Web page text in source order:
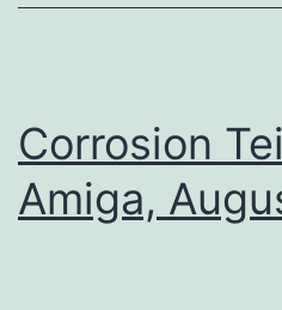
Corrosion
Amiga,